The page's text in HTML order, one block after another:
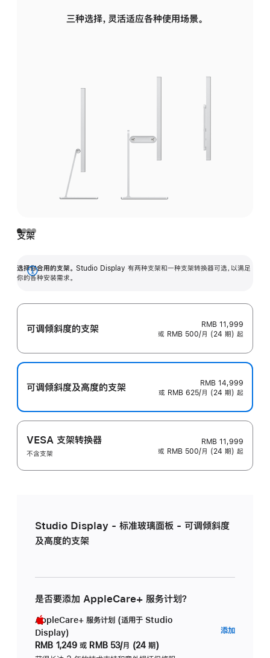
三种选择，灵活适应各种使用场景。
支架
选择你合用的支架。 Studio Display 有两种支架和一种支架转换器可选，以满足
你的各种安装需求。
展
可调倾斜度的支架
RMB 11,999
或 RMB 500/月 (24 期) 起
可调倾斜度及高‍度的支‍架
RMB 14,999
或 RMB 625/月 (24 期) 起
VESA 支架转换器
不含支架
RMB 11,999
或 RMB 500/月 (24 期) 起
Studio Display - 标准玻璃面板 - 可调倾斜度
及高度的支架
是否要添加 AppleCare+ 服务计划？
AppleCare+ 服务计划 (适用于 Studio
Display)
RMB 1,249 或 RMB 53/月 (24 期)
添加